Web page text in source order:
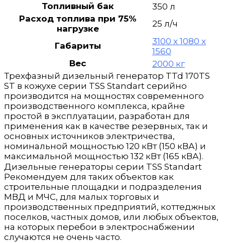
Топливный бак
350 л
Расход топлива при 75%
нагрузке
25 л/ч
Габариты
3100 x 1080 x
1560
Вес
2000 кг
Трехфазный дизельный генератор TTd 170TS
ST в кожухе серии TSS Standart серийно
производится на мощностях современного
производственного комплекса, крайне
простой в эксплуатации, разработан для
применения как в качестве резервных, так и
основных источников электричества,
номинальной мощностью 120 кВт (150 кВА) и
максимальной мощностью 132 кВт (165 кВА).
Дизельные генераторы серии TSS Standart
Рекомендуем для таких объектов как
строительные площадки и подразделения
МВД и МЧС, для малых торговых и
производственных предприятий, коттеджных
поселков, частных домов, или любых объектов,
на которых перебои в электроснабжении
случаются не очень часто.